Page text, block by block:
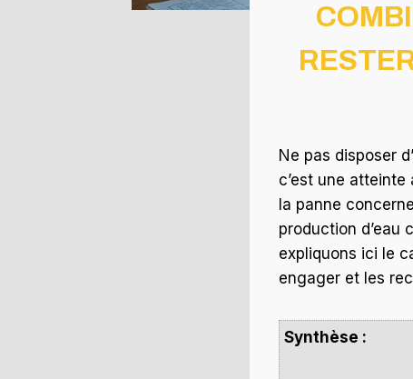
Ne pas disposer
c’est une
la panne
production d’eau
expliquons ici le
engager et les
Synthèse :